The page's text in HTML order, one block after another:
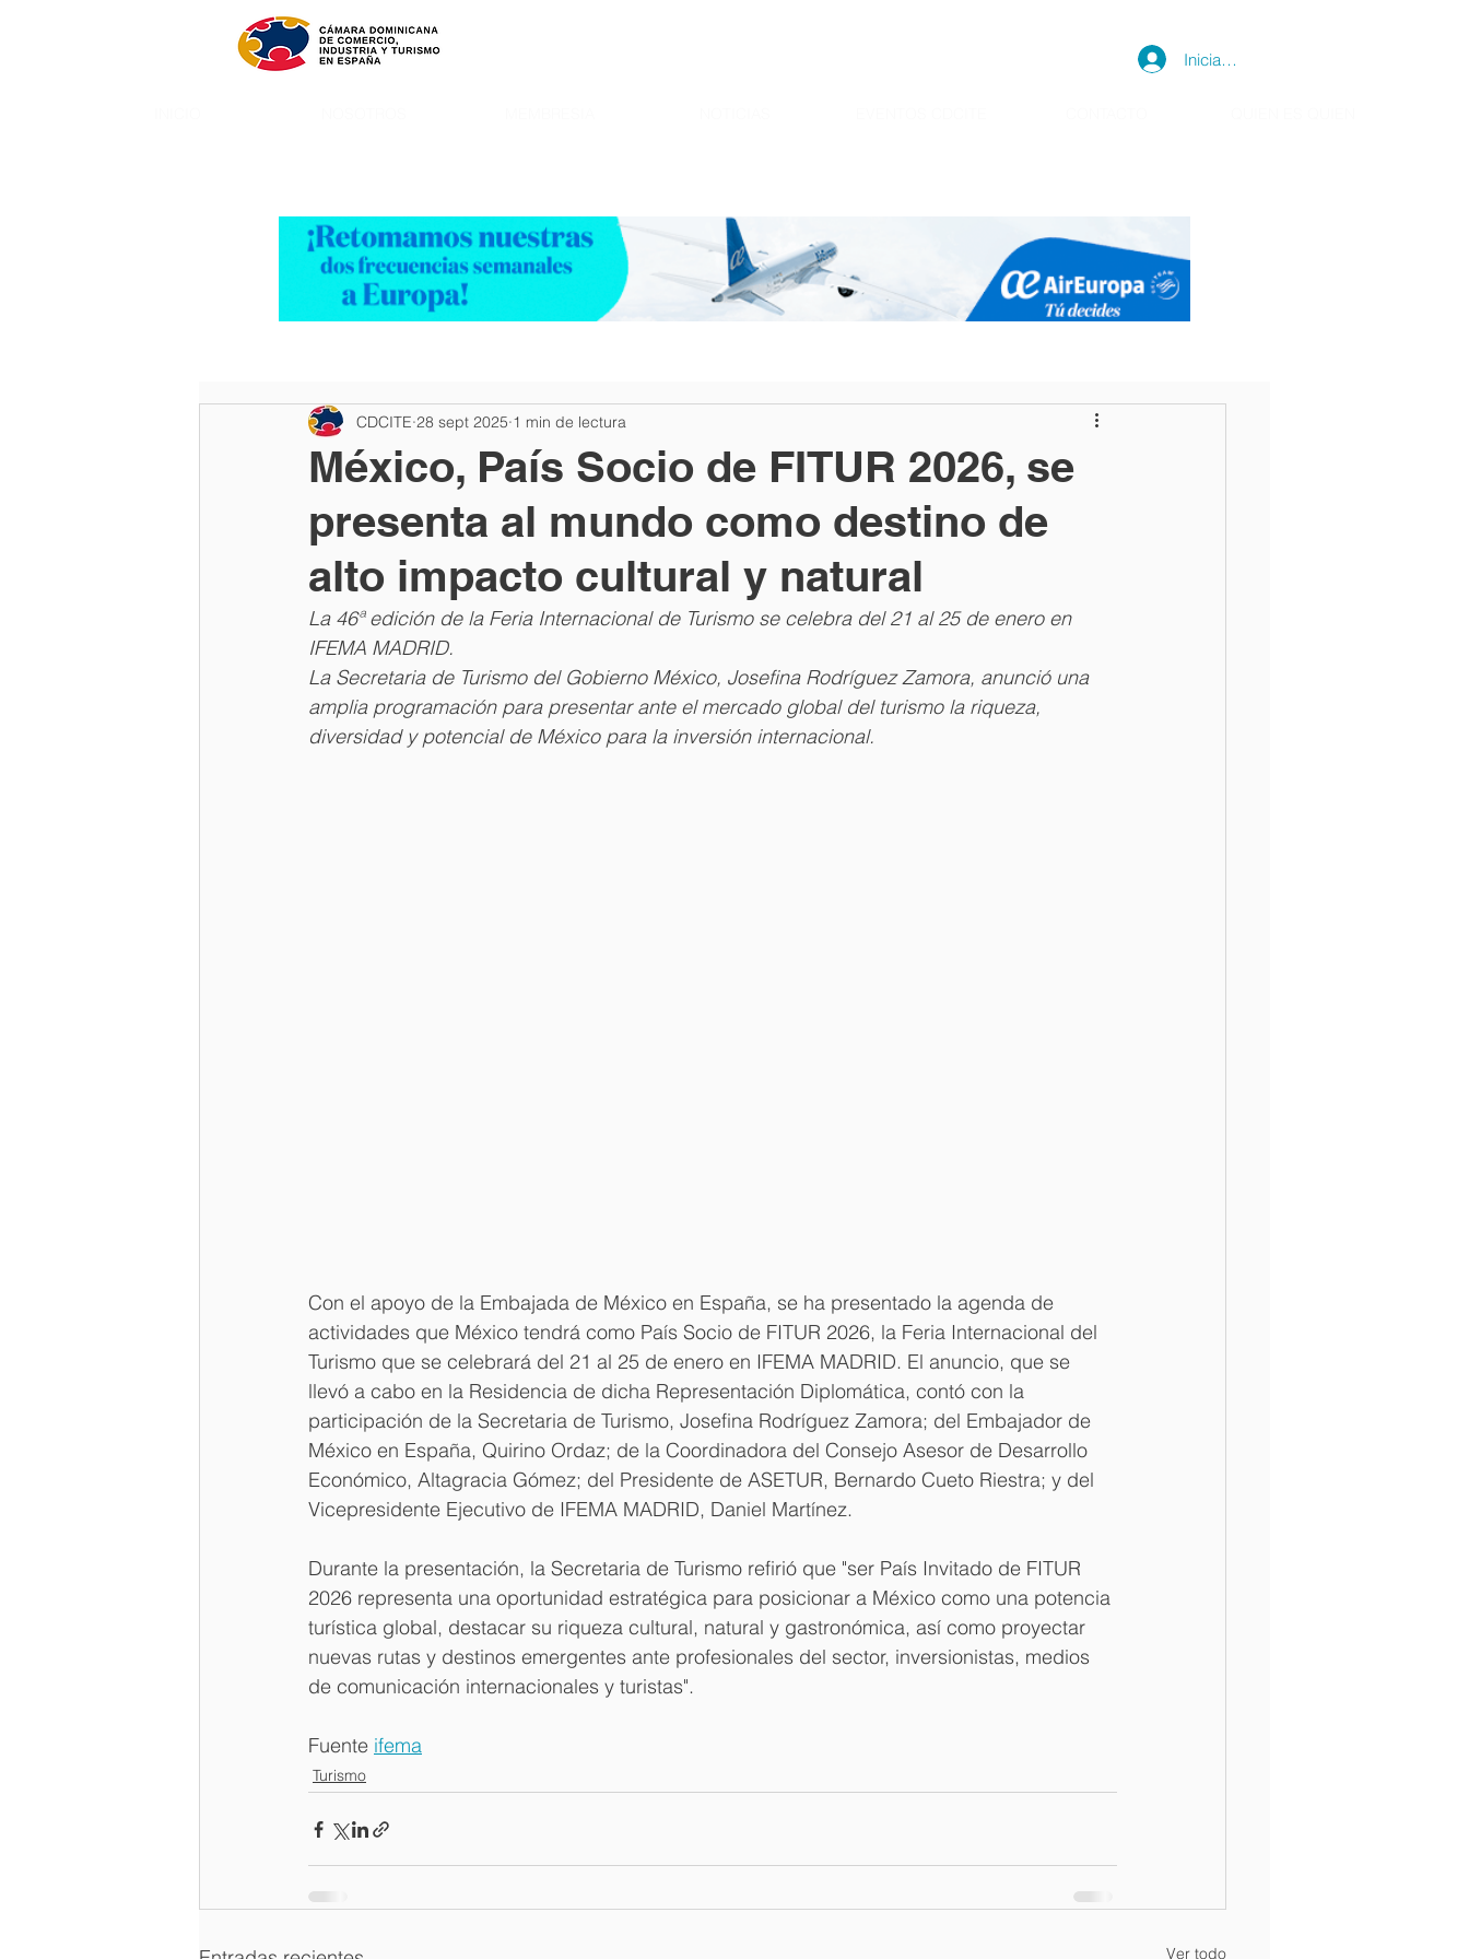
Iniciar sesión
México, País Socio de FITUR 2026, se
presenta al mundo como destino de
alto impacto cultural y natural
CDCITE 28 sept 2025 1 min de lectura
La 46ª edición de la Feria Internacional de Turismo se celebra del 21 al 25 de enero en
IFEMA MADRID.
La Secretaria de Turismo del Gobierno México, Josefina Rodríguez Zamora, anunció una
amplia programación para presentar ante el mercado global del turismo la riqueza,
diversidad y potencial de México para la inversión internacional.
Con el apoyo de la Embajada de México en España, se ha presentado la agenda de
actividades que México tendrá como País Socio de FITUR 2026, la Feria Internacional del
Turismo que se celebrará del 21 al 25 de enero en IFEMA MADRID. El anuncio, que se
llevó a cabo en la Residencia de dicha Representación Diplomática, contó con la
participación de la Secretaria de Turismo, Josefina Rodríguez Zamora; del Embajador de
México en España, Quirino Ordaz; de la Coordinadora del Consejo Asesor de Desarrollo
Económico, Altagracia Gómez; del Presidente de ASETUR, Bernardo Cueto Riestra; y del
Vicepresidente Ejecutivo de IFEMA MADRID, Daniel Martínez.
Durante la presentación, la Secretaria de Turismo refirió que "ser País Invitado de FITUR
2026 representa una oportunidad estratégica para posicionar a México como una potencia
turística global, destacar su riqueza cultural, natural y gastronómica, así como proyectar
nuevas rutas y destinos emergentes ante profesionales del sector, inversionistas, medios
de comunicación internacionales y turistas".
Fuente ifema
Turismo
Ver todo